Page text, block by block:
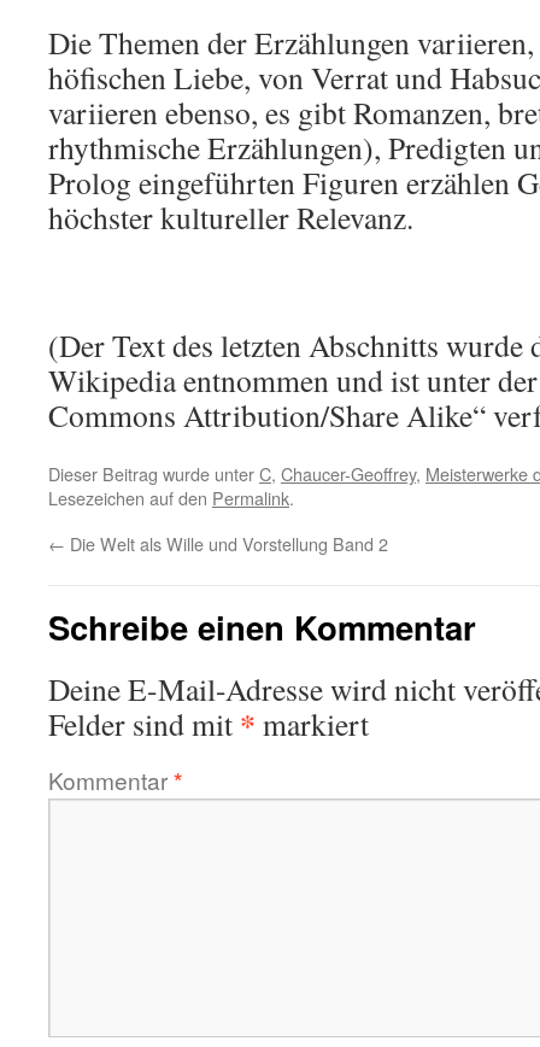
Die Themen der Erzählungen
höfischen Liebe, von Verrat und
variieren ebenso, es gibt Romanzen,
rhythmische Erzählungen), Predigten
Prolog eingeführten Figuren erzählen
höchster kultureller Relevanz.
(Der Text des letzten Abschnitts wurde
Wikipedia entnommen und ist unter
Commons Attribution/Share Alike“
Dieser Beitrag wurde unterC, Chaucer-Geoffrey, Meisterwerke
Lesezeichen auf den Permalink.
← Die Welt als Wille und Vorstellung Band 2
Schreibe einen Kommentar
Deine E-Mail-Adresse wird nicht
Felder sind mit * markiert
Kommentar*